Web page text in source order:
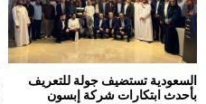
السعودية تستضيف جولة للتعريف
بأحدث ابتكارات شركة إبسون